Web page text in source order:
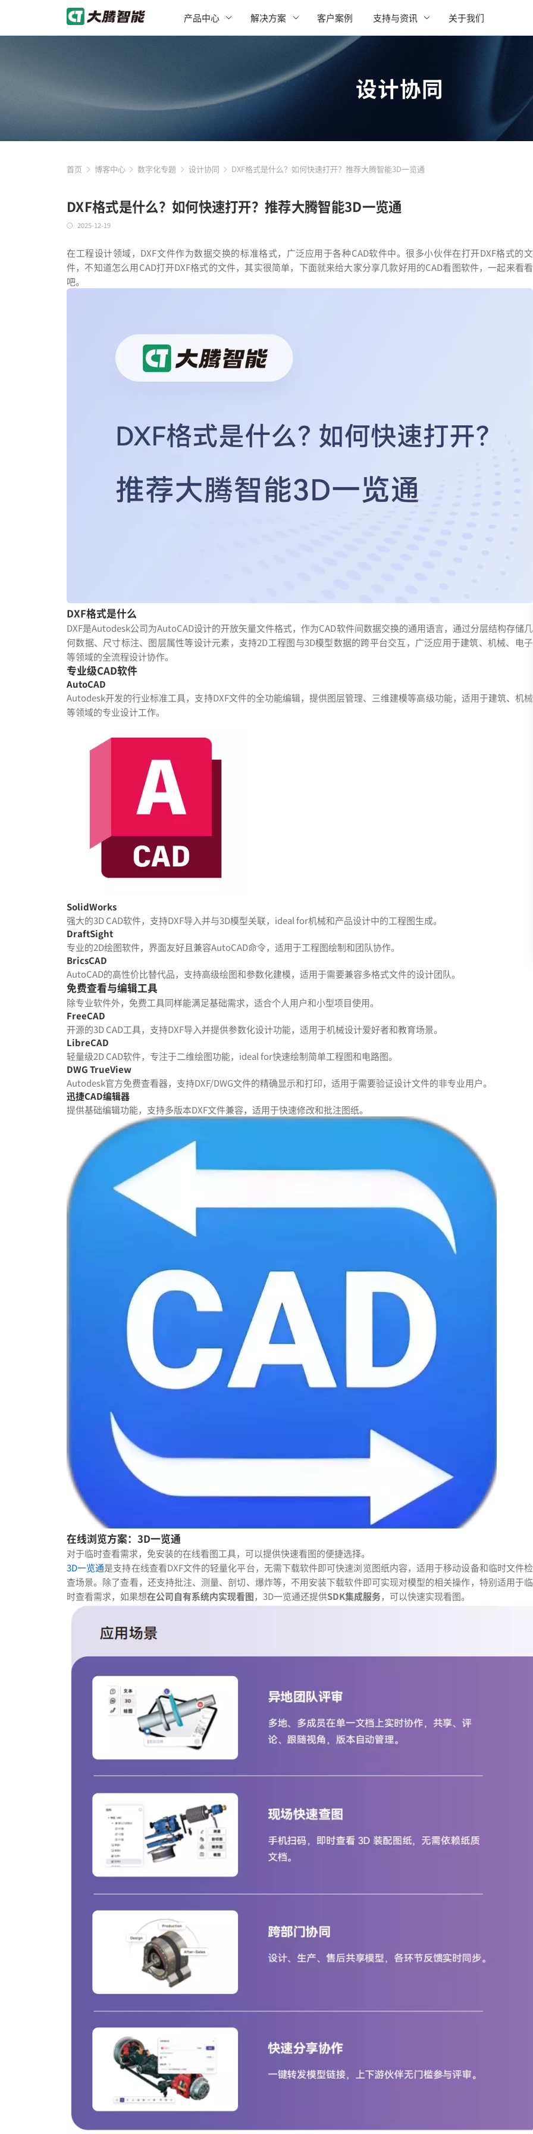
产品中心 解决方案 客户案例 支持与资讯 关于我们
设计协同
首页 博客中心 数字化专题 设计协同 DXF格式是什么？如何快速打开？推荐大腾智能3D一览通
DXF格式是什么？如何快速打开？推荐大腾智能3D一览通
2025-12-19
在工程设计领域，DXF文件作为数据交换的标准格式，广泛应用于各种CAD软件中。很多小伙伴在打开DXF格式的文
件，不知道怎么用CAD打开DXF格式的文件，其实很简单，下面就来给大家分享几款好用的CAD看图软件，一起来看看
吧。
DXF格式是什么
DXF是Autodesk公司为AutoCAD设计的开放矢量文件格式，作为CAD软件间数据交换的通用语言，通过分层结构存储几
何数据、尺寸标注、图层属性等设计元素，支持2D工程图与3D模型数据的跨平台交互，广泛应用于建筑、机械、电子
等领域的全流程设计协作。
专业级CAD软件
AutoCAD
Autodesk开发的行业标准工具，支持DXF文件的全功能编辑，提供图层管理、三维建模等高级功能，适用于建筑、机械
等领域的专业设计工作。
SolidWorks
强大的3D CAD软件，支持DXF导入并与3D模型关联，ideal for机械和产品设计中的工程图生成。
DraftSight
专业的2D绘图软件，界面友好且兼容AutoCAD命令，适用于工程图绘制和团队协作。
BricsCAD
AutoCAD的高性价比替代品，支持高级绘图和参数化建模，适用于需要兼容多格式文件的设计团队。
免费查看与编辑工具
除专业软件外，免费工具同样能满足基础需求，适合个人用户和小型项目使用。
FreeCAD
开源的3D CAD工具，支持DXF导入并提供参数化设计功能，适用于机械设计爱好者和教育场景。
LibreCAD
轻量级2D CAD软件，专注于二维绘图功能，ideal for快速绘制简单工程图和电路图。
DWG TrueView
Autodesk官方免费查看器，支持DXF/DWG文件的精确显示和打印，适用于需要验证设计文件的非专业用户。
迅捷CAD编辑器
提供基础编辑功能，支持多版本DXF文件兼容，适用于快速修改和批注图纸。
在线浏览方案：3D一览通
对于临时查看需求，免安装的在线看图工具，可以提供快速看图的便捷选择。
3D一览通是支持在线查看DXF文件的轻量化平台，无需下载软件即可快速浏览图纸内容，适用于移动设备和临时文件检
查场景。除了查看，还支持批注、测量、剖切、爆炸等，不用安装下载软件即可实现对模型的相关操作，特别适用于临
时查看需求，如果想在公司自有系统内实现看图，3D一览通还提供SDK集成服务，可以快速实现看图。